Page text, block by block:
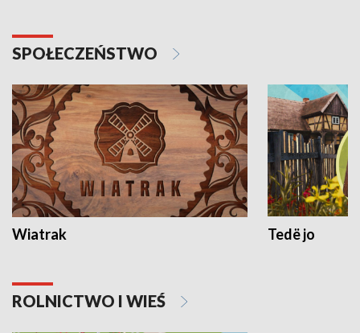
SPOŁECZEŃSTWO
Wiatrak Tedë jo
ROLNICTWO I WIEŚ